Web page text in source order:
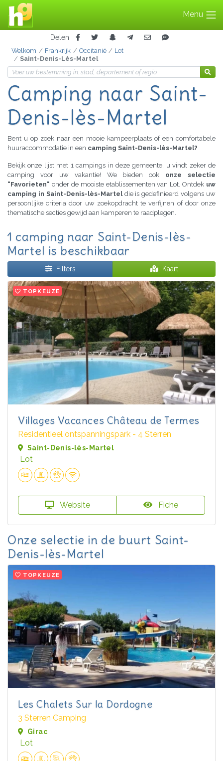
Menu
Delen
Welkom Frankrijk Occitanië
Lot
Saint-Denis-Lès-Martel
Camping naar Saint-
Denis-lès-Martel
Bent u op zoek naar een mooie kampeerplaats of een comfortabele
huuraccommodatie in een camping Saint-Denis-lès-Martel?
Bekijk onze lijst met 1 campings in deze gemeente, u vindt zeker de
camping voor uw vakantie! We bieden ook onze selectie
"Favorieten" onder de mooiste etablissementen van Lot. Ontdek uw
camping in Saint-Denis-lès-Marteldie is gedefinieerd volgens uw
persoonlijke criteria door uw zoekopdracht te verfijnen of door onze
thematische secties gewijd aan kamperen te raadplegen.
1 camping naar Saint-Denis-lès-
Martel is beschikbaar
Filters Kaart
TOPKEUZE
Villages Vacances Château de Termes
Residentieel ontspanningspark - 4 Sterren
Saint-Denis-lès-Martel
Lot
Website Fiche
Onze selectie in de buurt Saint-
Denis-lès-Martel
TOPKEUZE
Les Chalets Sur la Dordogne
3 Sterren Camping
Girac
Lot